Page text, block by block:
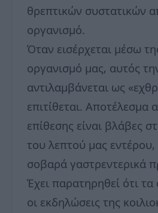
θρεπτικών συστατικών
οργανισμό.
Όταν εισέρχεται μέσω
οργανισμό μας, αυτός
αντιλαμβάνεται ως
επιτίθεται. Αποτέλεσμα
επίθεσης είναι βλάβες
του λεπτού μας
σοβαρά γαστρεντερικά
Έχει παρατηρηθεί ότι
οι εκδηλώσεις της